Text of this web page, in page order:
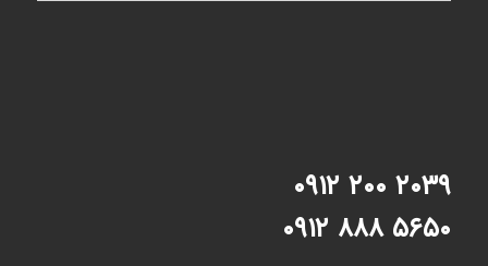
۲۰۳۹ ۲۰۰ ۰۹۱۲
۵۶۵۰ ۸۸۸ ۰۹۱۲